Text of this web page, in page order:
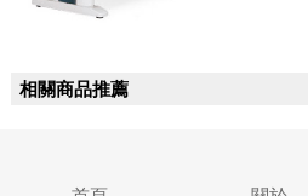
相關商品推薦